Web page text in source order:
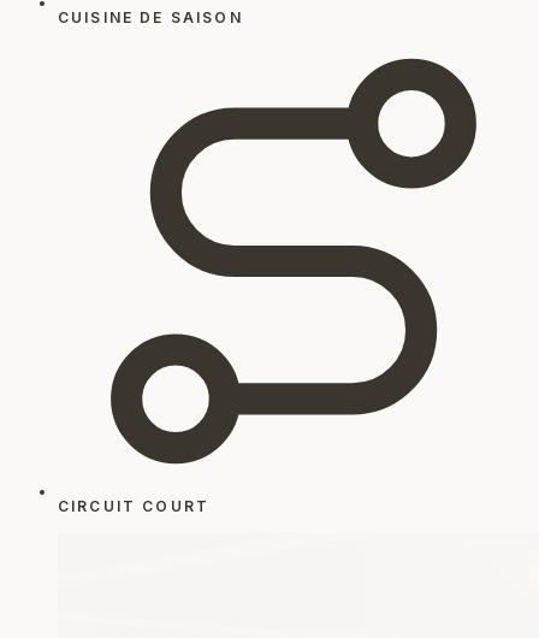
CUISINE DE SAISON
CIRCUIT COURT